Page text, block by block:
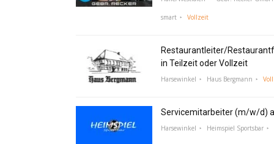
smart Vollzeit
Restaurantleiter/
in Teilzeit oder Vollzeit
Harsewinkel Haus Bergmann
Servicemitarbeiter (m/w/d)
Harsewinkel Heimspiel Sportsbar